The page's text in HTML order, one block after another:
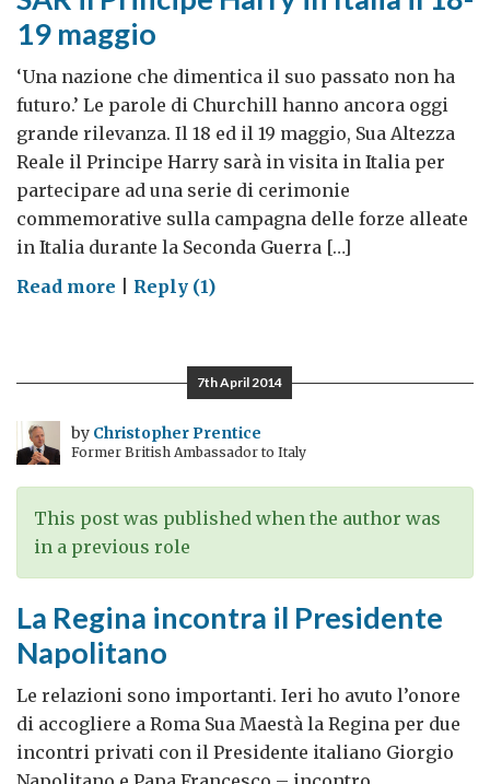
19 maggio
‘Una nazione che dimentica il suo passato non ha
futuro.’ Le parole di Churchill hanno ancora oggi
grande rilevanza. Il 18 ed il 19 maggio, Sua Altezza
Reale il Principe Harry sarà in visita in Italia per
partecipare ad una serie di cerimonie
commemorative sulla campagna delle forze alleate
in Italia durante la Seconda Guerra […]
Read more on
Principe
in
Italia
il
18-
19
Reply (1)
7th April 2014
by Christopher Prentice
Former British Ambassador to Italy
This post was published when the author was
in a previous role
La Regina incontra il Presidente
Napolitano
Le relazioni sono importanti. Ieri ho avuto l’onore
di accogliere a Roma Sua Maestà la Regina per due
incontri privati con il Presidente italiano Giorgio